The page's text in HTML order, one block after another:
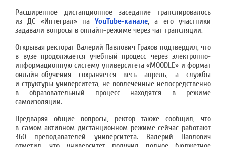
Расширенное дистанционное заседание транслировалось
из ДС «Интеграл» наYouTube-канале, а его участники
задавали вопросы в онлайн-режиме через чат трансляции.
Открывая ректорат Валерий Павлович Грахов подтвердил, что
в вузе продолжается учебный процесс через электронно-
информационную систему университета «MOODLE» и формат
онлайн-обучения сохраняется весь апрель, а службы
и структуры университета, не вовлеченные непосредственно
в образовательный процесс находятся в режиме
самоизоляции.
Предваряя общие вопросы, ректор также сообщил, что
в самом активном дистанционном режиме сейчас работают
360 преподавателей университета. Валерий Павлович